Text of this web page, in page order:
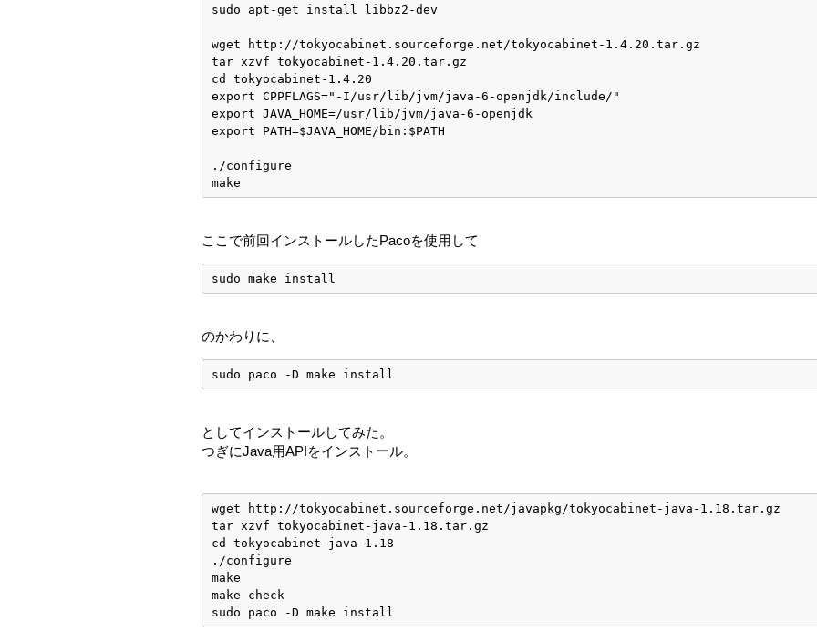
sudo apt-get install libbz2-dev
wget http://tokyocabinet.sourceforge.net/tokyocabinet-1.4.20.tar.gz
tar xzvf tokyocabinet-1.4.20.tar.gz
cd tokyocabinet-1.4.20
export CPPFLAGS="-I/usr/lib/jvm/java-6-openjdk/include/"
export JAVA_HOME=/usr/lib/jvm/java-6-openjdk
export PATH=$JAVA_HOME/bin:$PATH
./configure
make
ここで前回インストールしたPacoを使用して
sudo make install
のかわりに、
sudo paco -D make install
としてインストールしてみた。
つぎにJava用APIをインストール。
wget http://tokyocabinet.sourceforge.net/javapkg/tokyocabinet-java-1.18.tar.gz
tar xzvf tokyocabinet-java-1.18.tar.gz
cd tokyocabinet-java-1.18
./configure
make
make check
sudo paco -D make install